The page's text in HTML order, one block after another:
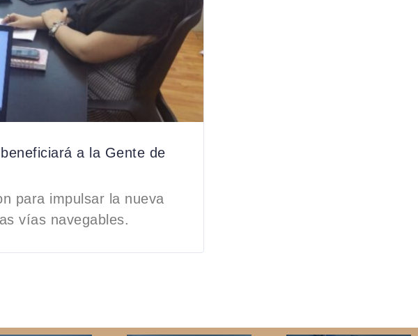
a la Gente de
para impulsar la nueva
vías navegables.